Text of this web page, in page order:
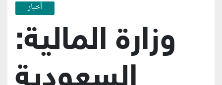
أخبار
وزارة المالية: